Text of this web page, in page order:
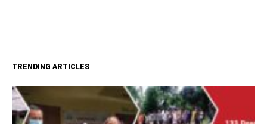
TRENDING ARTICLES